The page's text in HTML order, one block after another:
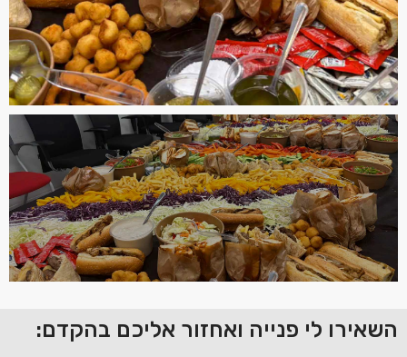
השאירו לי פנייה ואחזור אליכם בהקדם: